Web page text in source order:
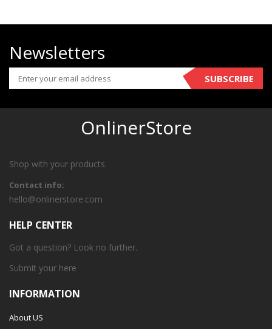
Newsletters
SUBSCRIBE
OnlinerStore
Shop with your products
Contact info:
hello@onlinerstore.com
HELP CENTER
Got a question? Look no further.
Submit your here
INFORMATION
About US